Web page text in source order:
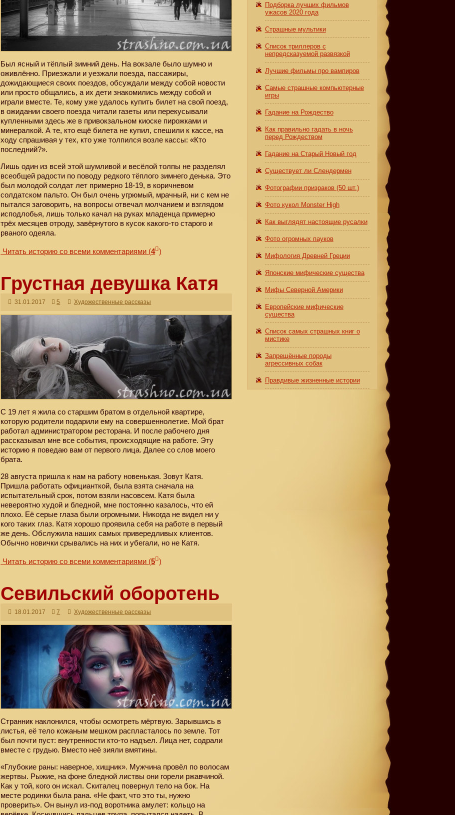
Был ясный и тёплый зимний день. На вокзале было шумно и
оживлённо. Приезжали и уезжали поезда, пассажиры,
дожидающиеся своих поездов, обсуждали между собой новости
или просто общались, а их дети знакомились между собой и
играли вместе. Те, кому уже удалось купить билет на свой поезд,
в ожидании своего поезда читали газеты или перекусывали
купленными здесь же в привокзальном киоске пирожками и
минералкой. А те, кто ещё билета не купил, спешили к кассе, на
ходу спрашивая у тех, кто уже толпился возле кассы: «Кто
последний?».
Лишь один из всей этой шумливой и весёлой толпы не разделял
всеобщей радости по поводу редкого тёплого зимнего денька. Это
был молодой солдат лет примерно 18-19, в коричневом
солдатском пальто. Он был очень угрюмый, мрачный, ни с кем не
пытался заговорить, на вопросы отвечал молчанием и взглядом
исподлобья, лишь только качал на руках младенца примерно
трёх месяцев отроду, завёрнутого в кусок какого-то старого и
рваного одеяла.
Читать историю со всеми комментариями (4 )
Грустная девушка Катя
31.01.2017 5 Художественные рассказы
С 19 лет я жила со старшим братом в отдельной квартире,
которую родители подарили ему на совершеннолетие. Мой брат
работал администратором ресторана. И после рабочего дня
рассказывал мне все события, происходящие на работе. Эту
историю я поведаю вам от первого лица. Далее со слов моего
брата.
28 августа пришла к нам на работу новенькая. Зовут Катя.
Пришла работать официанткой, была взята сначала на
испытательный срок, потом взяли насовсем. Катя была
невероятно худой и бледной, мне постоянно казалось, что ей
плохо. Её серые глаза были огромными. Никогда не видел ни у
кого таких глаз. Катя хорошо проявила себя на работе в первый
же день. Обслужила наших самых привередливых клиентов.
Обычно новички срывались на них и убегали, но не Катя.
Читать историю со всеми комментариями (5 )
Севильский оборотень
18.01.2017 7 Художественные рассказы
Странник наклонился, чтобы осмотреть мёртвую. Зарывшись в
листья, её тело кожаным мешком распласталось по земле. Тот
был почти пуст: внутренности кто-то надъел. Лица нет, содрали
вместе с грудью. Вместо неё зияли вмятины.
«Глубокие раны: наверное, хищник». Мужчина провёл по волосам
жертвы. Рыжие, на фоне бледной листвы они горели ржавчиной.
Как у той, кого он искал. Скиталец повернул тело на бок. На
месте родинки была рана. «Не факт, что это ты, нужно
проверить». Он вынул из-под воротника амулет: кольцо на
Подборка лучших фильмов
ужасов 2020 года
Страшные мультики
Список триллеров с
непредсказуемой развязкой
Лучшие фильмы про вампиров
Самые страшные компьютерные
игры
Гадание на Рождество
Как правильно гадать в ночь
перед Рождеством
Гадание на Старый Новый год
Существует ли Слендермен
Фотографии призраков (50 шт.)
Фото кукол Monster High
Как выглядят настоящие русалки
Фото огромных пауков
Мифология Древней Греции
Японские мифические существа
Мифы Северной Америки
Европейские мифические
существа
Список самых страшных книг о
мистике
Запрещённые породы
агрессивных собак
Правдивые жизненные истории